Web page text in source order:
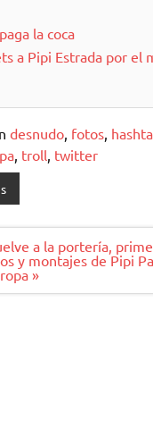
la coca
a Pipi Estrada por el
desnudo, fotos,
, troll, twitter
a la portería,
y montajes de Pipi
»